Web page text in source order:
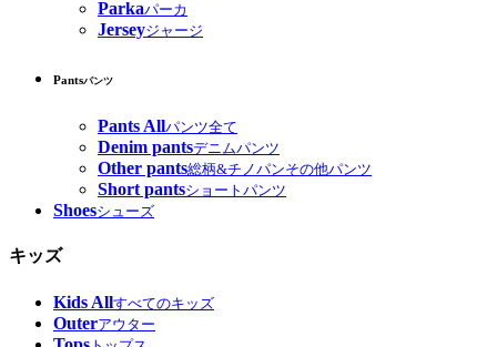
Parkaパーカ
Jerseyジャージ
Pantsパンツ
Pants Allパンツ全て
Denim pantsデニムパンツ
Other pants総柄&チノパンその他パンツ
Short pantsショートパンツ
Shoesシューズ
キッズ
Kids Allすべてのキッズ
Outerアウター